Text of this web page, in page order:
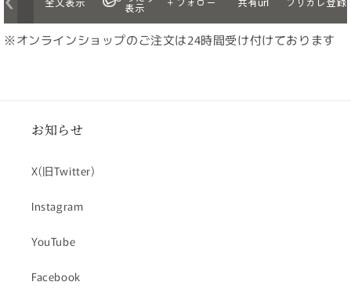
※オンラインショップのご注文は24時間受け付けております
お知らせ
X(旧Twitter)
Instagram
YouTube
Facebook